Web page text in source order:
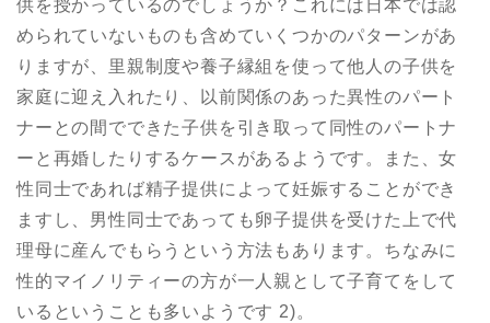
供を授かっているのでしょうか？これには日本では認
められていないものも含めていくつかのパターンがあ
りますが、里親制度や養子縁組を使って他人の子供を
家庭に迎え入れたり、以前関係のあった異性のパート
ナーとの間でできた子供を引き取って同性のパートナ
ーと再婚したりするケースがあるようです。また、女
性同士であれば精子提供によって妊娠することができ
ますし、男性同士であっても卵子提供を受けた上で代
理母に産んでもらうという方法もあります。ちなみに
性的マイノリティーの方が一人親として子育てをして
いるということも多いようです 2)。